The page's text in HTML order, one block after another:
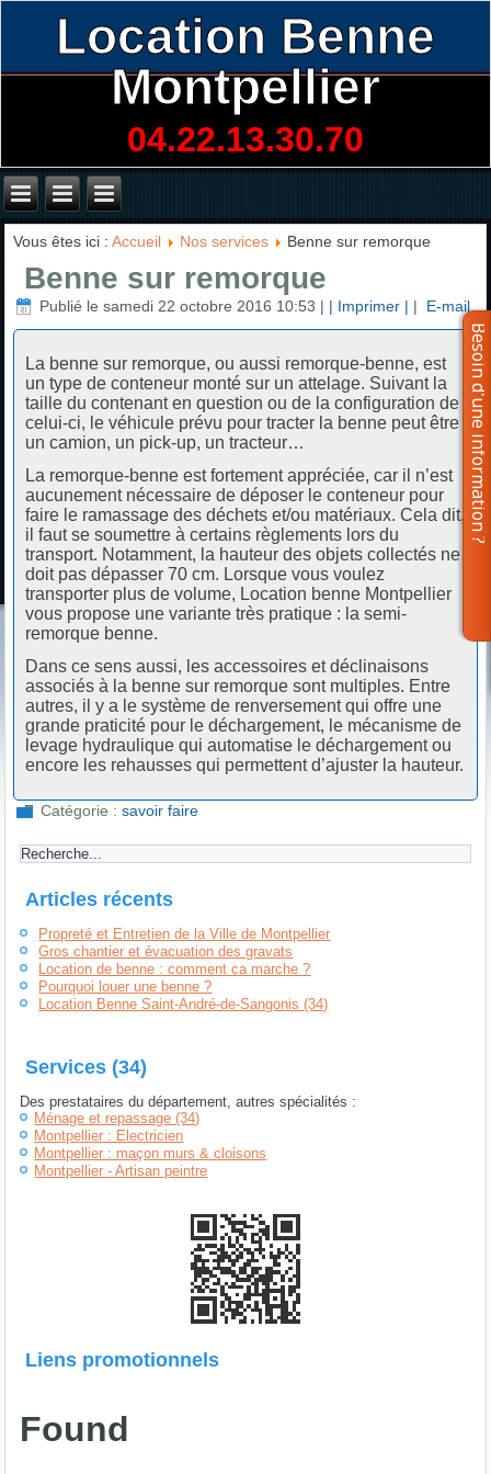
Location Benne
Montpellier
04.22.13.30.70
Vous êtes ici :Accueil Nos services Benne sur remorque
Benne sur remorque
Publié le samedi 22 octobre 2016 10:53 | | Imprimer | | E-mail
La benne sur remorque, ou aussi remorque-benne, est
un type de conteneur monté sur un attelage. Suivant la
taille du contenant en question ou de la configuration de
celui-ci, le véhicule prévu pour tracter la benne peut être
un camion, un pick-up, un tracteur…
La remorque-benne est fortement appréciée, car il n’est
aucunement nécessaire de déposer le conteneur pour
faire le ramassage des déchets et/ou matériaux. Cela dit,
il faut se soumettre à certains règlements lors du
transport. Notamment, la hauteur des objets collectés ne
doit pas dépasser 70 cm. Lorsque vous voulez
transporter plus de volume, Location benne Montpellier
vous propose une variante très pratique : la semi-
remorque benne.
Dans ce sens aussi, les accessoires et déclinaisons
associés à la benne sur remorque sont multiples. Entre
autres, il y a le système de renversement qui offre une
grande praticité pour le déchargement, le mécanisme de
levage hydraulique qui automatise le déchargement ou
encore les rehausses qui permettent d’ajuster la hauteur.
Catégorie :savoir faire
Articles récents
Propreté et Entretien de la Ville de Montpellier
Gros chantier et évacuation des gravats
Location de benne : comment ca marche ?
Pourquoi louer une benne ?
Location Benne Saint-André-de-Sangonis (34)
Services (34)
Des prestataires du département, autres spécialités :
Ménage et repassage (34)
Montpellier : Electricien
Montpellier : maçon murs & cloisons
Montpellier - Artisan peintre
Liens promotionnels
Found